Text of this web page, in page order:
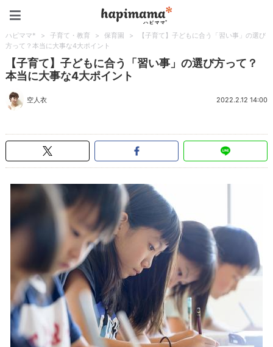
ハピママ* > 子育て・教育 > 保育園 >
【子育て】子どもに合う「習い事」の選び
方って？本当に大事な4大ポイント
【子育て】子どもに合う「習い事」の選び方って？
本当に大事な4大ポイント
空人衣 2022.2.12 14:00